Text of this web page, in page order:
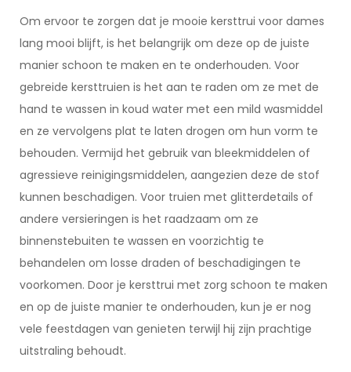
Om ervoor te zorgen dat je mooie kersttrui voor dames
lang mooi blijft, is het belangrijk om deze op de juiste
manier schoon te maken en te onderhouden. Voor
gebreide kersttruien is het aan te raden om ze met de
hand te wassen in koud water met een mild wasmiddel
en ze vervolgens plat te laten drogen om hun vorm te
behouden. Vermijd het gebruik van bleekmiddelen of
agressieve reinigingsmiddelen, aangezien deze de stof
kunnen beschadigen. Voor truien met glitterdetails of
andere versieringen is het raadzaam om ze
binnenstebuiten te wassen en voorzichtig te
behandelen om losse draden of beschadigingen te
voorkomen. Door je kersttrui met zorg schoon te maken
en op de juiste manier te onderhouden, kun je er nog
vele feestdagen van genieten terwijl hij zijn prachtige
uitstraling behoudt.